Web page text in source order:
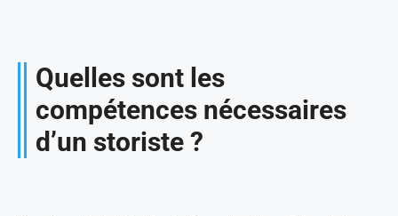
Quelles sont les
compétences nécessaires
d’un storiste ?